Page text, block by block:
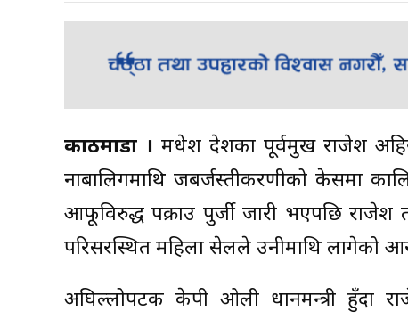
काठमाडौं । मधेश प्रदेशका पूर्वप्रमुख राजेश
नाबालिगमाथि जबर्जस्तीकरणीको केसमा
आफूविरुद्ध पक्राउ पुर्जी जारी भएपछि राजेश
परिसरस्थित महिला सेलले उनीमाथि लागेको
अघिल्लोपटक केपी ओली प्रधानमन्त्री हुँदा